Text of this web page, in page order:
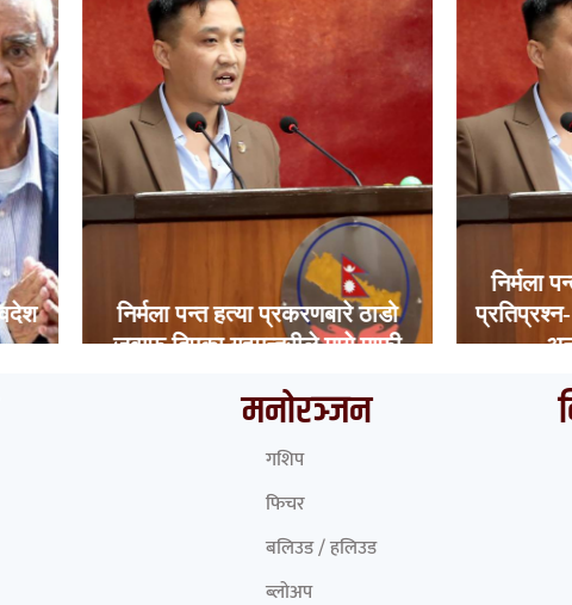
निर्मला पन्त हत्या प्रकरणबारे ठाडो
जवाफ दिएका गृहमन्त्रीले मागे माफी
निर्मला पन्त
प्रतिप्रश्न- तपाईंहरू
अनुसन्धान
मनोरञ्जन
गशिप
फिचर
बलिउड / हलिउड
ब्लोअप